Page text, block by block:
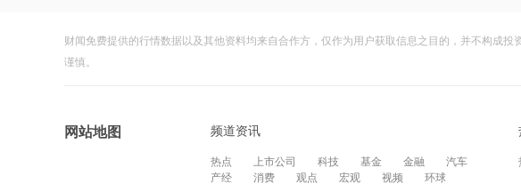
财闻免费提供的行情数据以及其他资料均来自合作方，仅作为用户获取信息之目的，并不构成
谨慎。
网站地图 频道资讯
热点 上市公司 科技 基金 金融
汽车
产经
消费 观点 宏观 视频 环球